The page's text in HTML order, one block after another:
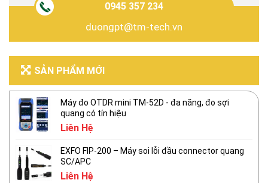
0945 357 234
duongpt@tm-tech.vn
SẢN PHẨM MỚI
Máy đo OTDR mini TM-52D - đa năng, đo sợi
quang có tín hiệu
Liên Hệ
EXFO FIP-200 – Máy soi lỗi đầu connector quang
SC/APC
Liên Hệ